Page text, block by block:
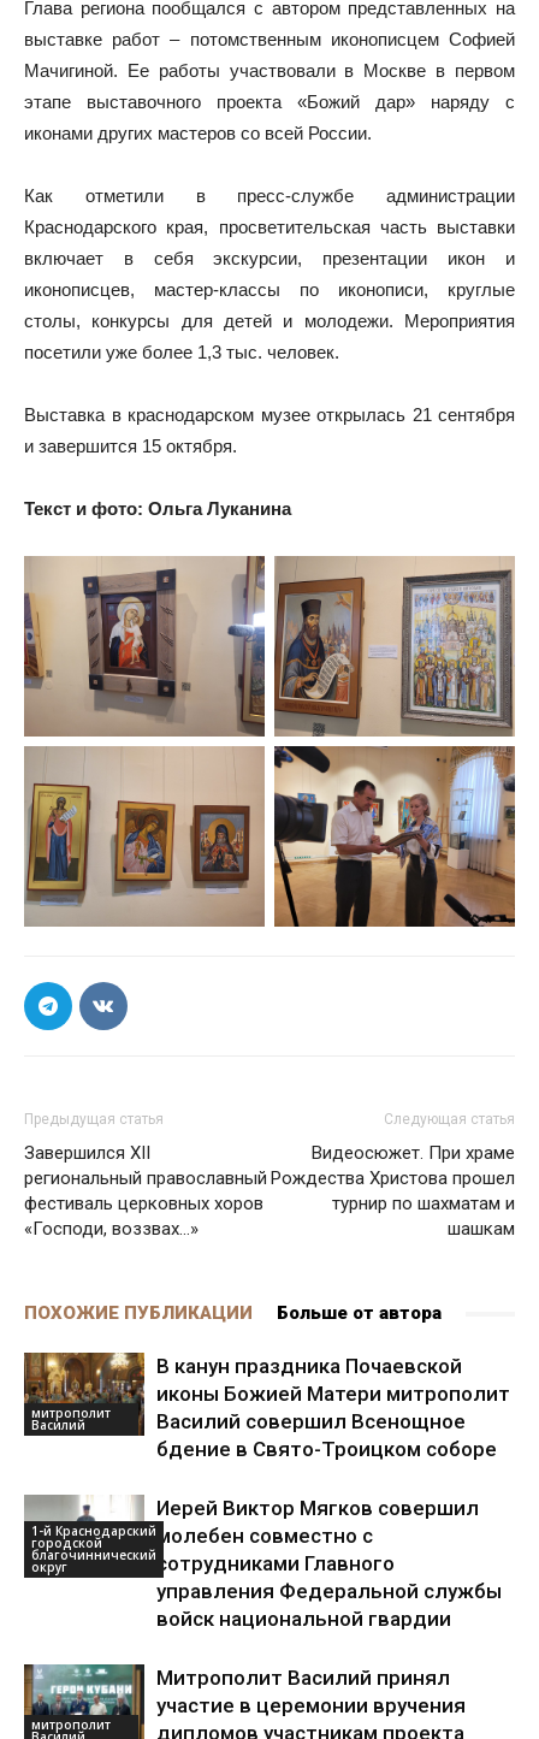
Глава региона пообщался с автором представленных на
выставке работ – потомственным иконописцем Софией
Мачигиной. Ее работы участвовали в Москве в первом
этапе выставочного проекта «Божий дар» наряду с
иконами других мастеров со всей России.
Как отметили в пресс-службе администрации
Краснодарского края, просветительская часть выставки
включает в себя экскурсии, презентации икон и
иконописцев, мастер-классы по иконописи, круглые
столы, конкурсы для детей и молодежи. Мероприятия
посетили уже более 1,3 тыс. человек.
Выставка в краснодарском музее открылась 21 сентября
и завершится 15 октября.
Текст и фото: Ольга Луканина
Предыдущая статья
Завершился XII
региональный православный
фестиваль церковных хоров
«Господи, воззвах…»
Следующая статья
Видеосюжет. При храме
Рождества Христова прошел
турнир по шахматам и
шашкам
ПОХОЖИЕ ПУБЛИКАЦИИ Больше от автора
митрополит
Василий
В канун праздника Почаевской
иконы Божией Матери митрополит
Василий совершил Всенощное
бдение в Свято-Троицком соборе
1-й Краснодарский
городской
благочиннический
округ
Иерей Виктор Мягков совершил
молебен совместно с
сотрудниками Главного
управления Федеральной службы
войск национальной гвардии
митрополит
Митрополит Василий принял
участие в церемонии вручения
дипломов участникам проекта